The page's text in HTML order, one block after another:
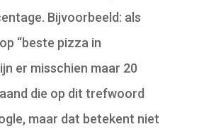
Bijvoorbeeld: als
“beste pizza in
er misschien maar 20
die op dit trefwoord
maar dat betekent niet